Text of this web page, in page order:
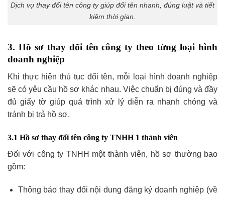
Dịch vụ thay đổi tên công ty giúp đổi tên nhanh, đúng luật và tiết
kiệm thời gian.
3. Hồ sơ thay đổi tên công ty theo từng loại hình
doanh nghiệp
Khi thực hiện thủ tục đổi tên, mỗi loại hình doanh nghiệp
sẽ có yêu cầu hồ sơ khác nhau. Việc chuẩn bị đúng và đầy
đủ giấy tờ giúp quá trình xử lý diễn ra nhanh chóng và
tránh bị trả hồ sơ.
3.1 Hồ sơ thay đổi tên công ty TNHH 1 thành viên
Đối với công ty TNHH một thành viên, hồ sơ thường bao
gồm:
Thông báo thay đổi nội dung đăng ký doanh nghiệp (về